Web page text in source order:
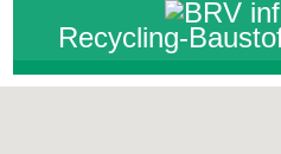
Recycling-